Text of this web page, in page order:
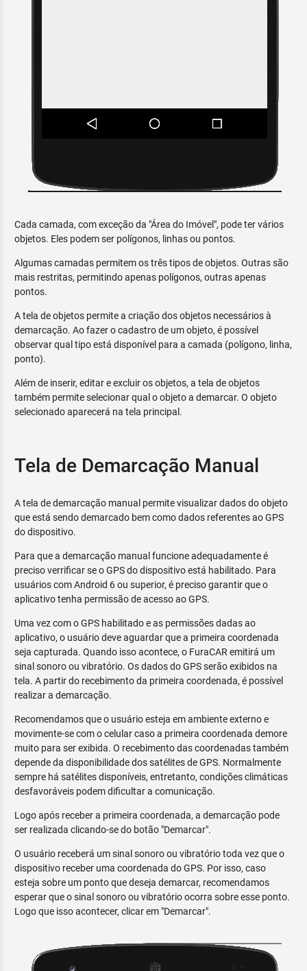
Cada camada, com exceção da "Área do Imóvel", pode ter vários
objetos. Eles podem ser polígonos, linhas ou pontos.
Algumas camadas permitem os três tipos de objetos. Outras são
mais restritas, permitindo apenas polígonos, outras apenas
pontos.
A tela de objetos permite a criação dos objetos necessários à
demarcação. Ao fazer o cadastro de um objeto, é possível
observar qual tipo está disponível para a camada (polígono, linha,
ponto).
Além de inserir, editar e excluir os objetos, a tela de objetos
também permite selecionar qual o objeto a demarcar. O objeto
selecionado aparecerá na tela principal.
Tela de Demarcação Manual
A tela de demarcação manual permite visualizar dados do objeto
que está sendo demarcado bem como dados referentes ao GPS
do dispositivo.
Para que a demarcação manual funcione adequadamente é
preciso verrificar se o GPS do dispositivo está habilitado. Para
usuários com Android 6 ou superior, é preciso garantir que o
aplicativo tenha permissão de acesso ao GPS.
Uma vez com o GPS habilitado e as permissões dadas ao
aplicativo, o usuário deve aguardar que a primeira coordenada
seja capturada. Quando isso acontece, o FuraCAR emitirá um
sinal sonoro ou vibratório. Os dados do GPS serão exibidos na
tela. A partir do recebimento da primeira coordenada, é possível
realizar a demarcação.
Recomendamos que o usuário esteja em ambiente externo e
movimente-se com o celular caso a primeira coordenada demore
muito para ser exibida. O recebimento das coordenadas também
depende da disponibilidade dos satélites de GPS. Normalmente
sempre há satélites disponíveis, entretanto, condições climáticas
desfavoráveis podem dificultar a comunicação.
Logo após receber a primeira coordenada, a demarcação pode
ser realizada clicando-se do botão "Demarcar".
O usuário receberá um sinal sonoro ou vibratório toda vez que o
dispositivo receber uma coordenada do GPS. Por isso, caso
esteja sobre um ponto que deseja demarcar, recomendamos
esperar que o sinal sonoro ou vibratório ocorra sobre esse ponto.
Logo que isso acontecer, clicar em "Demarcar".